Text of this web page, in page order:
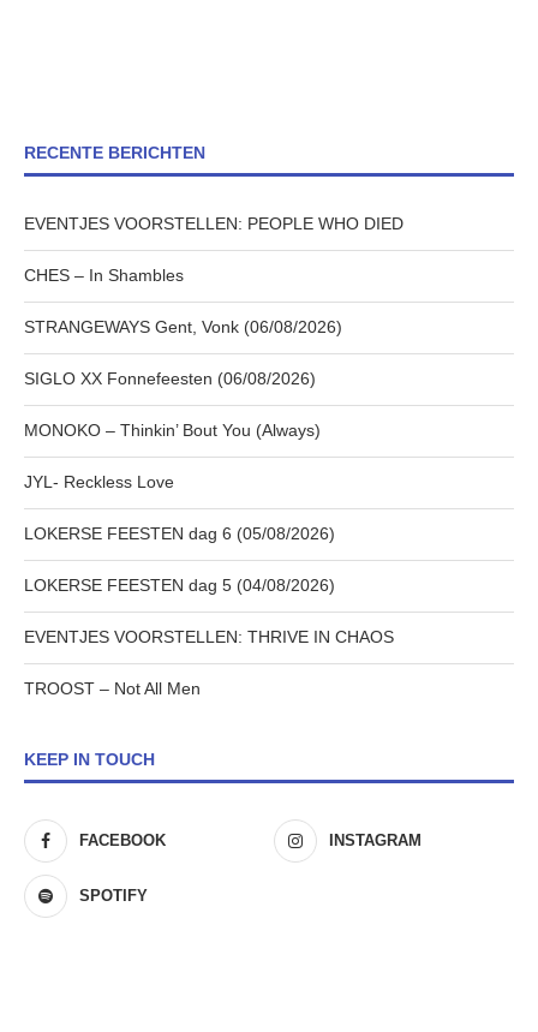
RECENTE BERICHTEN
EVENTJES VOORSTELLEN: PEOPLE WHO DIED
CHES – In Shambles
STRANGEWAYS Gent, Vonk (06/08/2026)
SIGLO XX Fonnefeesten (06/08/2026)
MONOKO – Thinkin’ Bout You (Always)
JYL- Reckless Love
LOKERSE FEESTEN dag 6 (05/08/2026)
LOKERSE FEESTEN dag 5 (04/08/2026)
EVENTJES VOORSTELLEN: THRIVE IN CHAOS
TROOST – Not All Men
KEEP IN TOUCH
FACEBOOK INSTAGRAM
SPOTIFY